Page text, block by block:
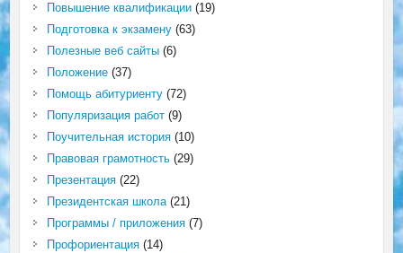
Повышение квалификации(19)
Подготовка к экзамену(63)
Полезные веб сайты(6)
Положение(37)
Помощь абитуриенту(72)
Популяризация работ(9)
Поучительная история(10)
Правовая грамотность(29)
Презентация(22)
Президентская школа(21)
Программы / приложения(7)
Профориентация(14)